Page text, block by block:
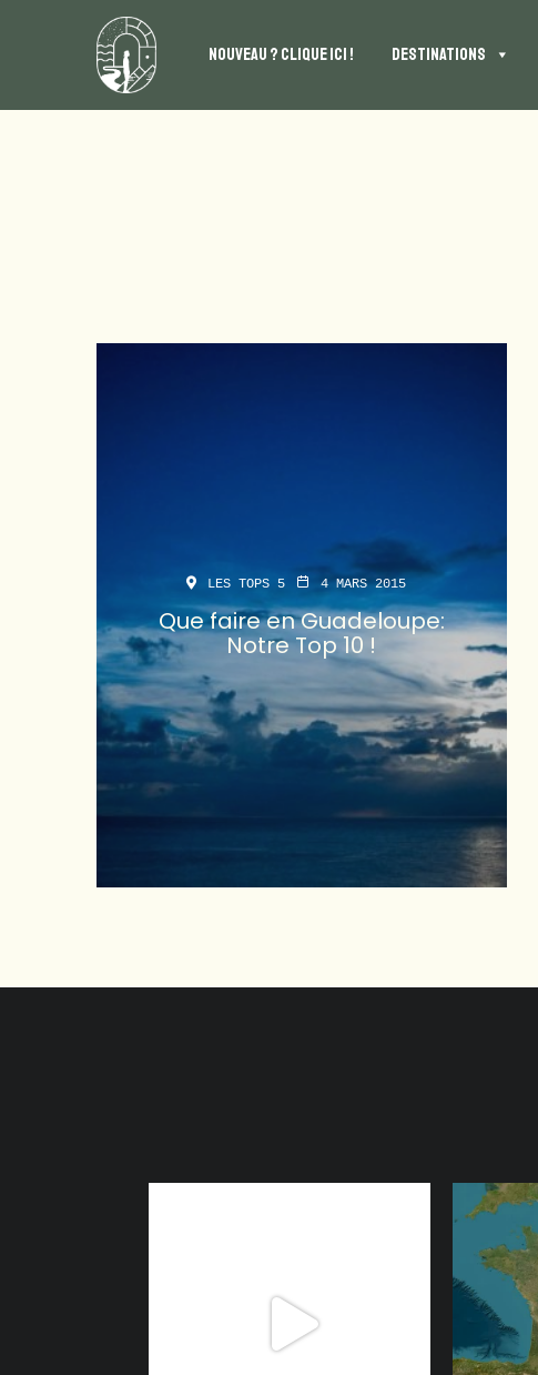
NOUVEAU ? CLIQUE ICI ! DESTINATIONS
LES TOPS 5 4 MARS 2015
Que faire en Guadeloupe:
Notre Top 10 !